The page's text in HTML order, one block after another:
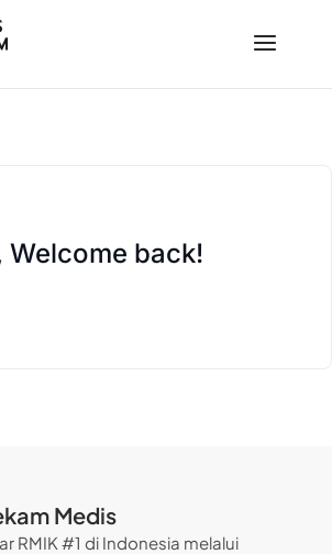
Welcome back!
Medis
RMIK #1 di Indonesia melalui